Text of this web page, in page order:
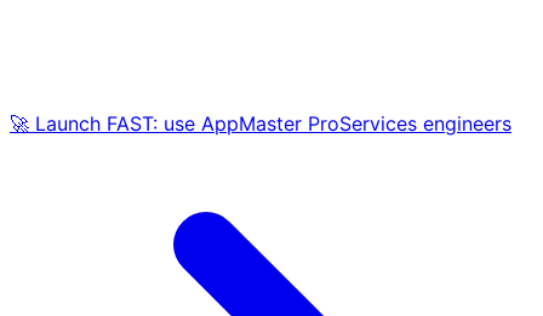
🚀 Launch FAST: use AppMaster ProServices engineers